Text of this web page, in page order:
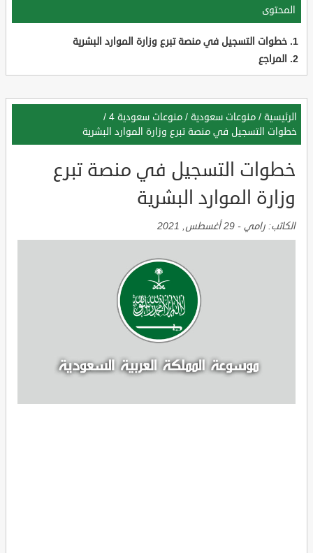
المحتوى
خطوات التسجيل في منصة تبرع وزارة الموارد البشرية
المراجع
الرئيسية / منوعات سعودية / منوعات سعودية 4
/
خطوات التسجيل في منصة تبرع وزارة الموارد البشرية
خطوات التسجيل في منصة تبرع
وزارة الموارد البشرية
الكاتب: رامي - 29 أغسطس, 2021